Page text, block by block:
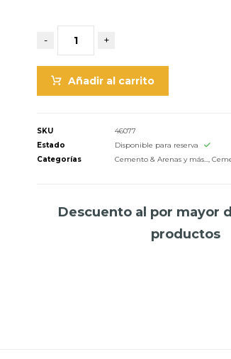
- +
Añadir al carrito
SKU
46077
Estado
Disponible para reserva
Categorías
Cemento & Arenas y más...,
Descuento al por mayor
productos